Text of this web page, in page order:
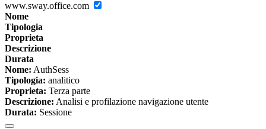
www.sway.office.com
Nome
Tipologia
Proprieta
Descrizione
Durata
Nome: AuthSess
Tipologia: analitico
Proprieta: Terza parte
Descrizione: Analisi e profilazione navigazione utente
Durata: Sessione